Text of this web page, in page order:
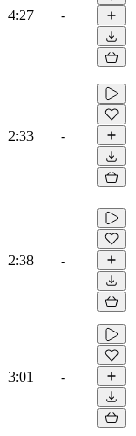
4:27 -
2:33 -
2:38 -
3:01 -